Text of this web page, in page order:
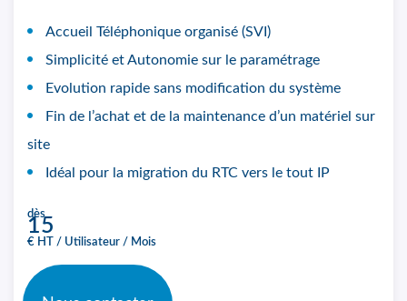
Accueil Téléphonique organisé (SVI)
Simplicité et Autonomie sur le paramétrage
Evolution rapide sans modification du système
Fin de l’achat et de la maintenance d’un matériel sur
site
Idéal pour la migration du RTC vers le tout IP
dès
15
€ HT / Utilisateur / Mois